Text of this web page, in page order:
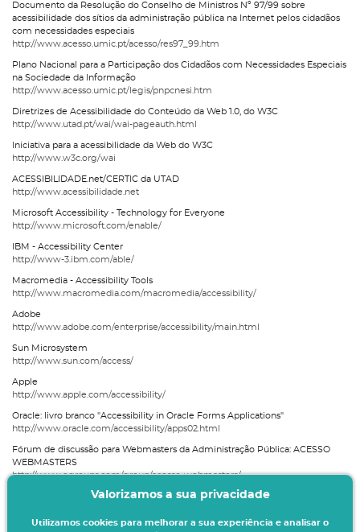
Documento da Resolução do Conselho de Ministros Nº 97/99 sobre
acessibilidade dos sítios da administração pública na Internet pelos cidadãos
com necessidades especiais
http://www.acesso.umic.pt/acesso/res97_99.htm
Plano Nacional para a Participação dos Cidadãos com Necessidades Especiais
na Sociedade da Informação
http://www.acesso.umic.pt/legis/pnpcnesi.htm
Diretrizes de Acessibilidade do Conteúdo da Web 1.0, do W3C
http://www.utad.pt/wai/wai-pageauth.html
Iniciativa para a acessibilidade da Web do W3C
http://www.w3c.org/wai
ACESSIBILIDADE.net/CERTIC da UTAD
http://www.acessibilidade.net
Microsoft Accessibility - Technology for Everyone
http://www.microsoft.com/enable/
IBM - Accessibility Center
http://www-3.ibm.com/able/
Macromedia - Accessibility Tools
http://www.macromedia.com/macromedia/accessibility/
Adobe
http://www.adobe.com/enterprise/accessibility/main.html
Sun Microsystem
http://www.sun.com/access/
Apple
http://www.apple.com/accessibility/
Oracle: livro branco "Accessibility in Oracle Forms Applications"
http://www.oracle.com/accessibility/apps02.html
Fórum de discussão para Webmasters da Administração Pública: ACESSO
WEBMASTERS
http://www.egroups.com/group/acesso-webmasters/
Web@x - Benchmarking da Acessibilidade Web da AP Portuguesa
Valorizamos a sua privacidade
Utilizamos cookies para melhorar a sua experiência e analisar o